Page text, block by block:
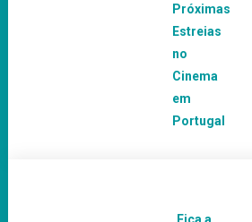
Próximas
Estreias
no
Cinema
em
Portugal